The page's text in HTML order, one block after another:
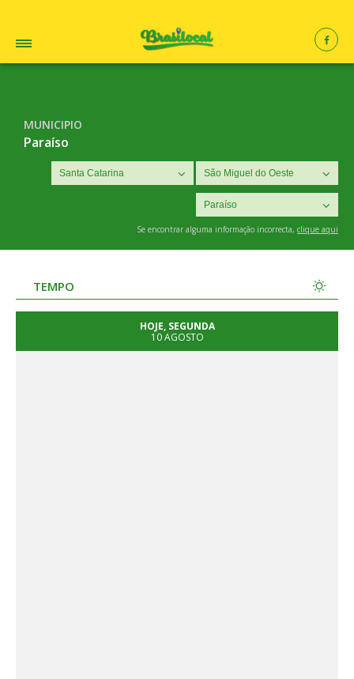
MUNICIPIO
Paraíso
Se encontrar alguma informação incorrecta, clique aqui
TEMPO
HOJE, SEGUNDA
10 AGOSTO